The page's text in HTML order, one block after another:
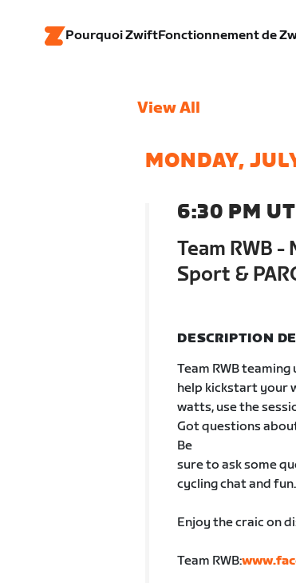
Pourquoi ZwiftFonctionnement de
View All
MONDAY,
6:30 PM
Team RWB -
Sport &
DESCRIPTION
Team RWB
help kickstart your
watts, use the
Got questions
Be
sure to ask some
cycling chat and fun.
Enjoy the craic on
Team RWB: